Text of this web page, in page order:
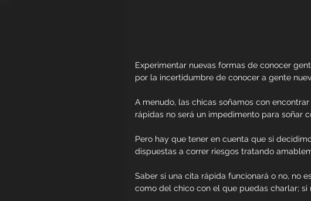
Experimentar nuevas formas de conocer
por la incertidumbre de conocer a gente
A menudo, las chicas soñamos con
rápidas no será un impedimento para soñar
Pero hay que tener en cuenta que si
dispuestas a correr riesgos tratando
Saber si una cita rápida funcionará o no, no
como del chico con el que puedas charlar;